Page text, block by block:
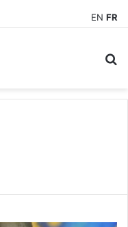
Cameroun : la startup YamoFret sélectionnée au programme HEC Challenge+ Afrique pour accélérer la transformation du fret en Afrique centrale
EN FR